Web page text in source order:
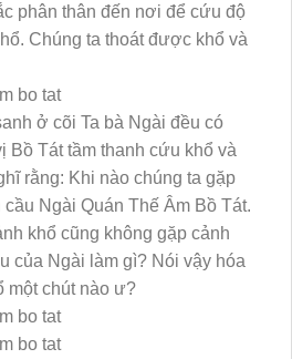
phân thân đến nơi để cứu độ
Chúng ta thoát được khổ và
ở cõi Ta bà Ngài đều có
Bồ Tát tầm thanh cứu khổ và
rằng: Khi nào chúng ta gặp
Ngài Quán Thế Âm Bồ Tát.
khổ cũng không gặp cảnh
của Ngài làm gì? Nói vậy hóa
một chút nào ư?